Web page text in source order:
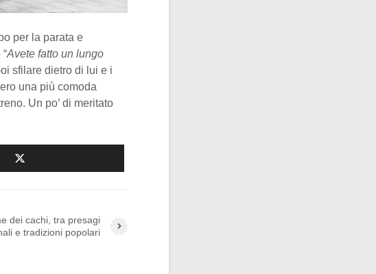
per la parata e
Avete fatto un lungo
sfilare dietro di lui e i
una più comoda
Un po’ di meritato
dei cachi, tra presagi
e tradizioni popolari